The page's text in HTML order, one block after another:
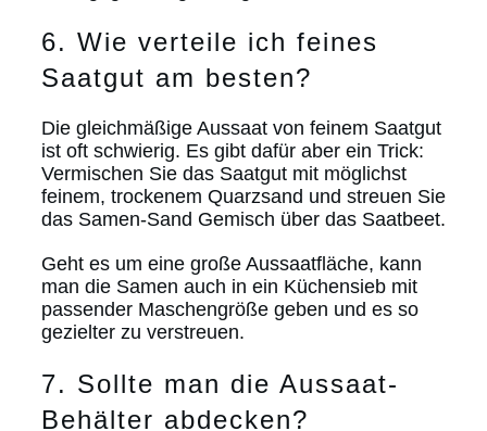
6. Wie verteile ich feines
Saatgut am besten?
Die gleichmäßige Aussaat von feinem Saatgut
ist oft schwierig. Es gibt dafür aber ein Trick:
Vermischen Sie das Saatgut mit möglichst
feinem, trockenem Quarzsand und streuen Sie
das Samen-Sand Gemisch über das Saatbeet.
Geht es um eine große Aussaatfläche, kann
man die Samen auch in ein Küchensieb mit
passender Maschengröße geben und es so
gezielter zu verstreuen.
7. Sollte man die Aussaat-
Behälter abdecken?